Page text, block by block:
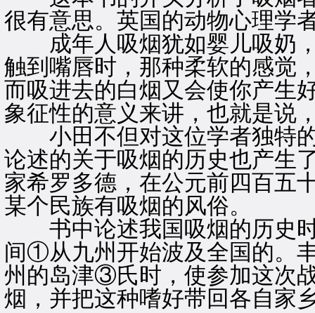
很有意思。英国的动物心理学
成年人吸烟犹如婴儿吸奶，
触到嘴唇时，那种柔软的感觉
而吸进去的白烟又会使你产生
象征性的意义来讲，也就是说
小田不但对这位学者独特的
论述的关于吸烟的历史也产生
家希罗多德，在公元前四百五
某个民族有吸烟的风俗。
书中论述我国吸烟的历史时
间①从九州开始波及全国的。
州的岛津③氏时，使参加这次
烟，并把这种嗜好带回各自家